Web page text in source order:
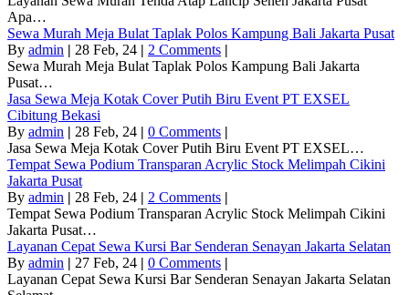
Apa…
Sewa Murah Meja Bulat Taplak Polos Kampung Bali Jakarta Pusat
By admin | 28 Feb, 24 | 2 Comments |
Sewa Murah Meja Bulat Taplak Polos Kampung Bali Jakarta
Pusat…
Jasa Sewa Meja Kotak Cover Putih Biru Event PT EXSEL
Cibitung Bekasi
By admin | 28 Feb, 24 | 0 Comments |
Jasa Sewa Meja Kotak Cover Putih Biru Event PT EXSEL…
Tempat Sewa Podium Transparan Acrylic Stock Melimpah Cikini
Jakarta Pusat
By admin | 28 Feb, 24 | 2 Comments |
Tempat Sewa Podium Transparan Acrylic Stock Melimpah Cikini
Jakarta Pusat…
Layanan Cepat Sewa Kursi Bar Senderan Senayan Jakarta Selatan
By admin | 27 Feb, 24 | 0 Comments |
Layanan Cepat Sewa Kursi Bar Senderan Senayan Jakarta Selatan